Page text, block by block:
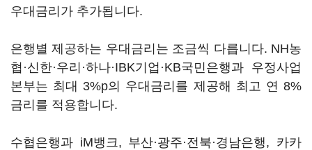
우대금리가 추가됩니다.
은행별 제공하는 우대금리는 조금씩 다릅니다. NH농
협·신한·우리·하나·IBK기업·KB국민은행과 우정사업
본부는 최대 3%p의 우대금리를 제공해 최고 연 8%
금리를 적용합니다.
수협은행과 iM뱅크, 부산·광주·전북·경남은행, 카카